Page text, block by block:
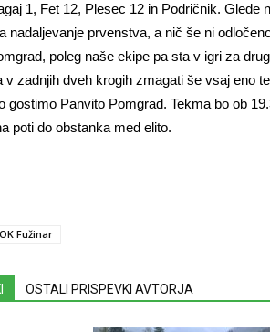
1, Fet 12, Plesec 12 in Podričnik. Glede
nadaljevanje prvenstva, a nič še ni
poleg naše ekipe pa sta v igri za
v zadnjih dveh krogih zmagati še vsaj eno
gostimo Panvito Pomgrad. Tekma bo ob
poti do obstanka med elito.
OK Fužinar
OSTALI PRISPEVKI AVTORJA